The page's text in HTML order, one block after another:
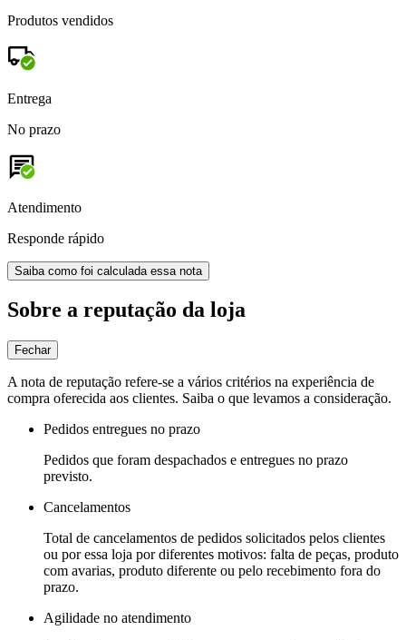
Produtos vendidos
Entrega
No prazo
Atendimento
Responde rápido
Saiba como foi calculada essa nota
Sobre a reputação da loja
Fechar
A nota de reputação refere-se a vários critérios na experiência de
compra oferecida aos clientes. Saiba o que levamos a consideração.
Pedidos entregues no prazo
Pedidos que foram despachados e entregues no prazo
previsto.
Cancelamentos
Total de cancelamentos de pedidos solicitados pelos clientes
ou por essa loja por diferentes motivos: falta de peças, produto
com avarias, produto diferente ou pelo recebimento fora do
prazo.
Agilidade no atendimento